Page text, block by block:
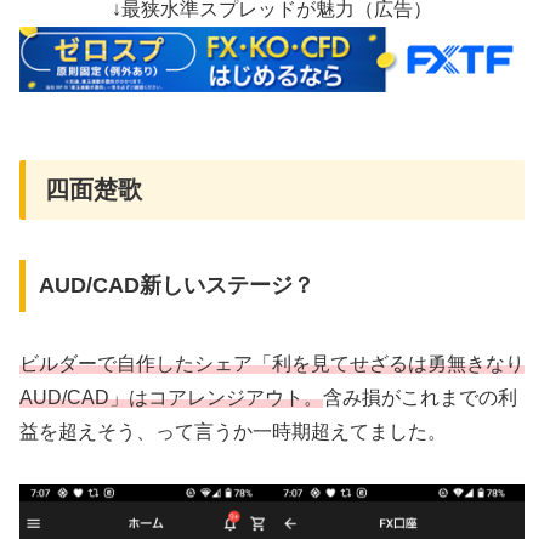
↓最狭水準スプレッドが魅力（広告）
四面楚歌
AUD/CAD新しいステージ？
ビルダーで自作したシェア「利を見てせざるは勇無きなり
AUD/CAD」はコアレンジアウト。含み損がこれまでの利
益を超えそう、って言うか一時期超えてました。